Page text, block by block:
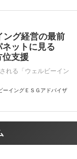
グ経営の最前
ットに見る
位支援
れる「ウェルビーイン
ーイングＥＳＧアドバイザ